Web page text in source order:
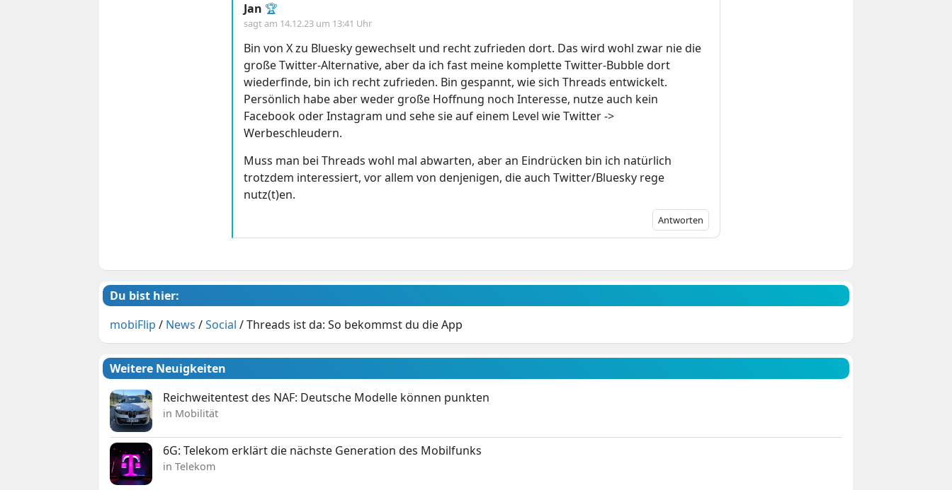
Jan 🏆
sagt am 14.12.23 um 13:41 Uhr
Bin von X zu Bluesky gewechselt und recht zufrieden dort. Das wird wohl zwar nie die
große Twitter-Alternative, aber da ich fast meine komplette Twitter-Bubble dort
wiederfinde, bin ich recht zufrieden. Bin gespannt, wie sich Threads entwickelt.
Persönlich habe aber weder große Hoffnung noch Interesse, nutze auch kein
Facebook oder Instagram und sehe sie auf einem Level wie Twitter ->
Werbeschleudern.
Muss man bei Threads wohl mal abwarten, aber an Eindrücken bin ich natürlich
trotzdem interessiert, vor allem von denjenigen, die auch Twitter/Bluesky rege
nutz(t)en.
Antworten
Du bist hier:
mobiFlip / News /Social /Threads ist da: So bekommst du die App
Weitere Neuigkeiten
Reichweitentest des NAF: Deutsche Modelle können punkten
in Mobilität
6G: Telekom erklärt die nächste Generation des Mobilfunks
in Telekom